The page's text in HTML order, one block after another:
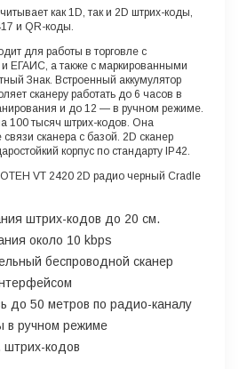
как 1D, так и 2D штрих-коды,
и QR-коды.
для работы в торговле с
ЕГАИС, а также с маркированными
Знак. Встроенный аккумулятор
сканеру работать до 6 часов в
и до 12 — в ручном режиме.
100 тысяч штрих-кодов. Она
сканера с базой. 2D сканер
корпус по стандарту IP42.
VT 2420 2D радио черный Cradle
штрих-кодов до 20 см.
около 10 kbps
беспроводной сканер
до 50 метров по радио-каналу
в ручном режиме
кодов